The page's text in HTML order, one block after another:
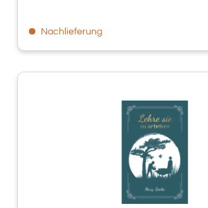
Nachlieferung